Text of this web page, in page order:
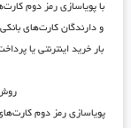
با پویاسازی رمز دوم
و دارندگان کارت‌های
بار خرید اینترنتی یا
روش
پویاسازی رمز دوم